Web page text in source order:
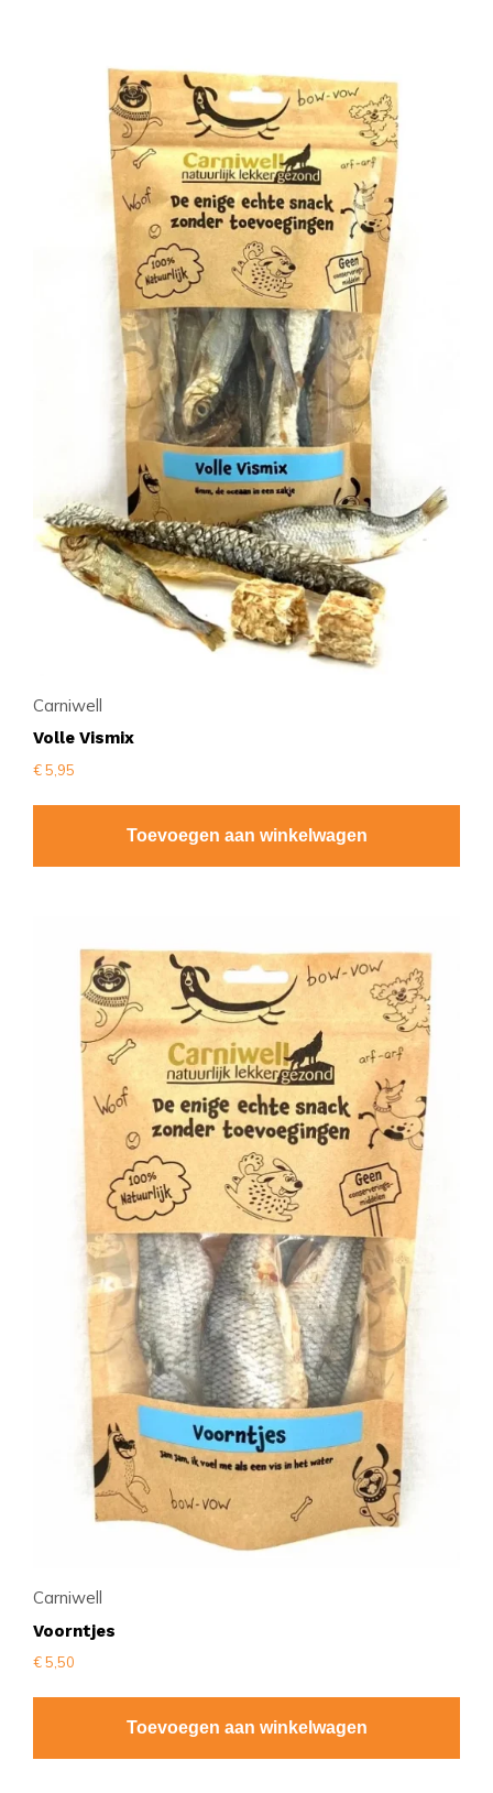
Carniwell
Volle Vismix
€5,95
Toevoegen aan winkelwagen
Carniwell
Voorntjes
€5,50
Toevoegen aan winkelwagen